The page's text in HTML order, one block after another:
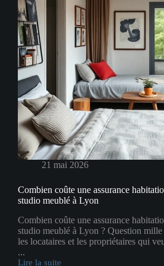
21 mai 2026
Combien coûte une assurance
studio meublé à Lyon
Combien coûte une assurance
studio meublé à Lyon ? Question mille
les locataires et les propriétaires qui
...
Lire la suite